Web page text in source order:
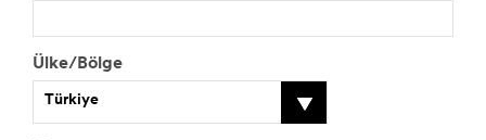
Ülke/Bölge
Türkiye